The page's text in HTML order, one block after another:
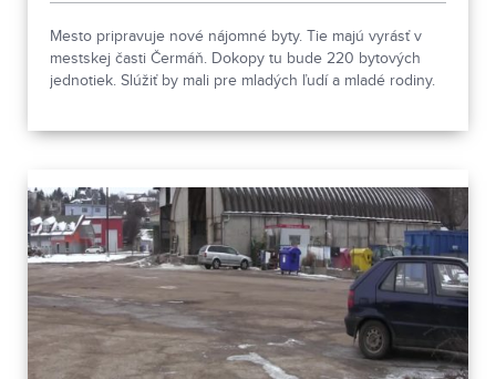
Mesto pripravuje nové nájomné byty. Tie majú vyrásť v
mestskej časti Čermáň. Dokopy tu bude 220 bytových
jednotiek. Slúžiť by mali pre mladých ľudí a mladé rodiny.